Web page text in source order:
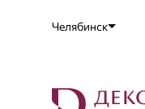
Челябинск